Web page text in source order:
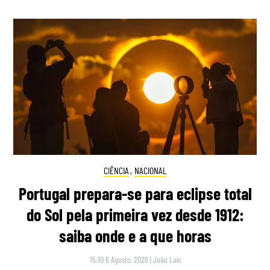
CIÊNCIA , NACIONAL
Portugal prepara-se para eclipse total
do Sol pela primeira vez desde 1912:
saiba onde e a que horas
15:10 6 Agosto, 2026 |João Luís